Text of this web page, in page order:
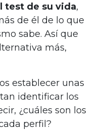
test de su vida,
de él de lo que
sabe. Así que
más,
establecer unas
identificar los
¿cuáles son los
perfil?